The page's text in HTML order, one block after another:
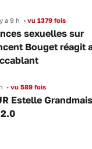
a 9 h •vu 1379 fois
sexuelles sur
Bouget réagit
•vu 589 fois
Estelle